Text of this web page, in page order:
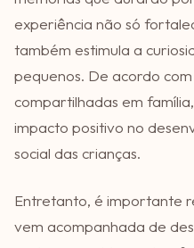
experiência não só
também estimula a
pequenos. De acordo
compartilhadas em
impacto positivo no
social das crianças.
Entretanto, é importante
vem acompanhada de